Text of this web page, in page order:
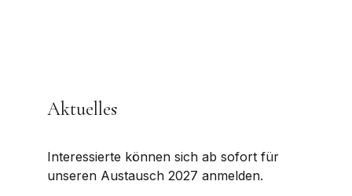
Aktuelles
Interessierte können sich ab sofort für
unseren Austausch 2027 anmelden.